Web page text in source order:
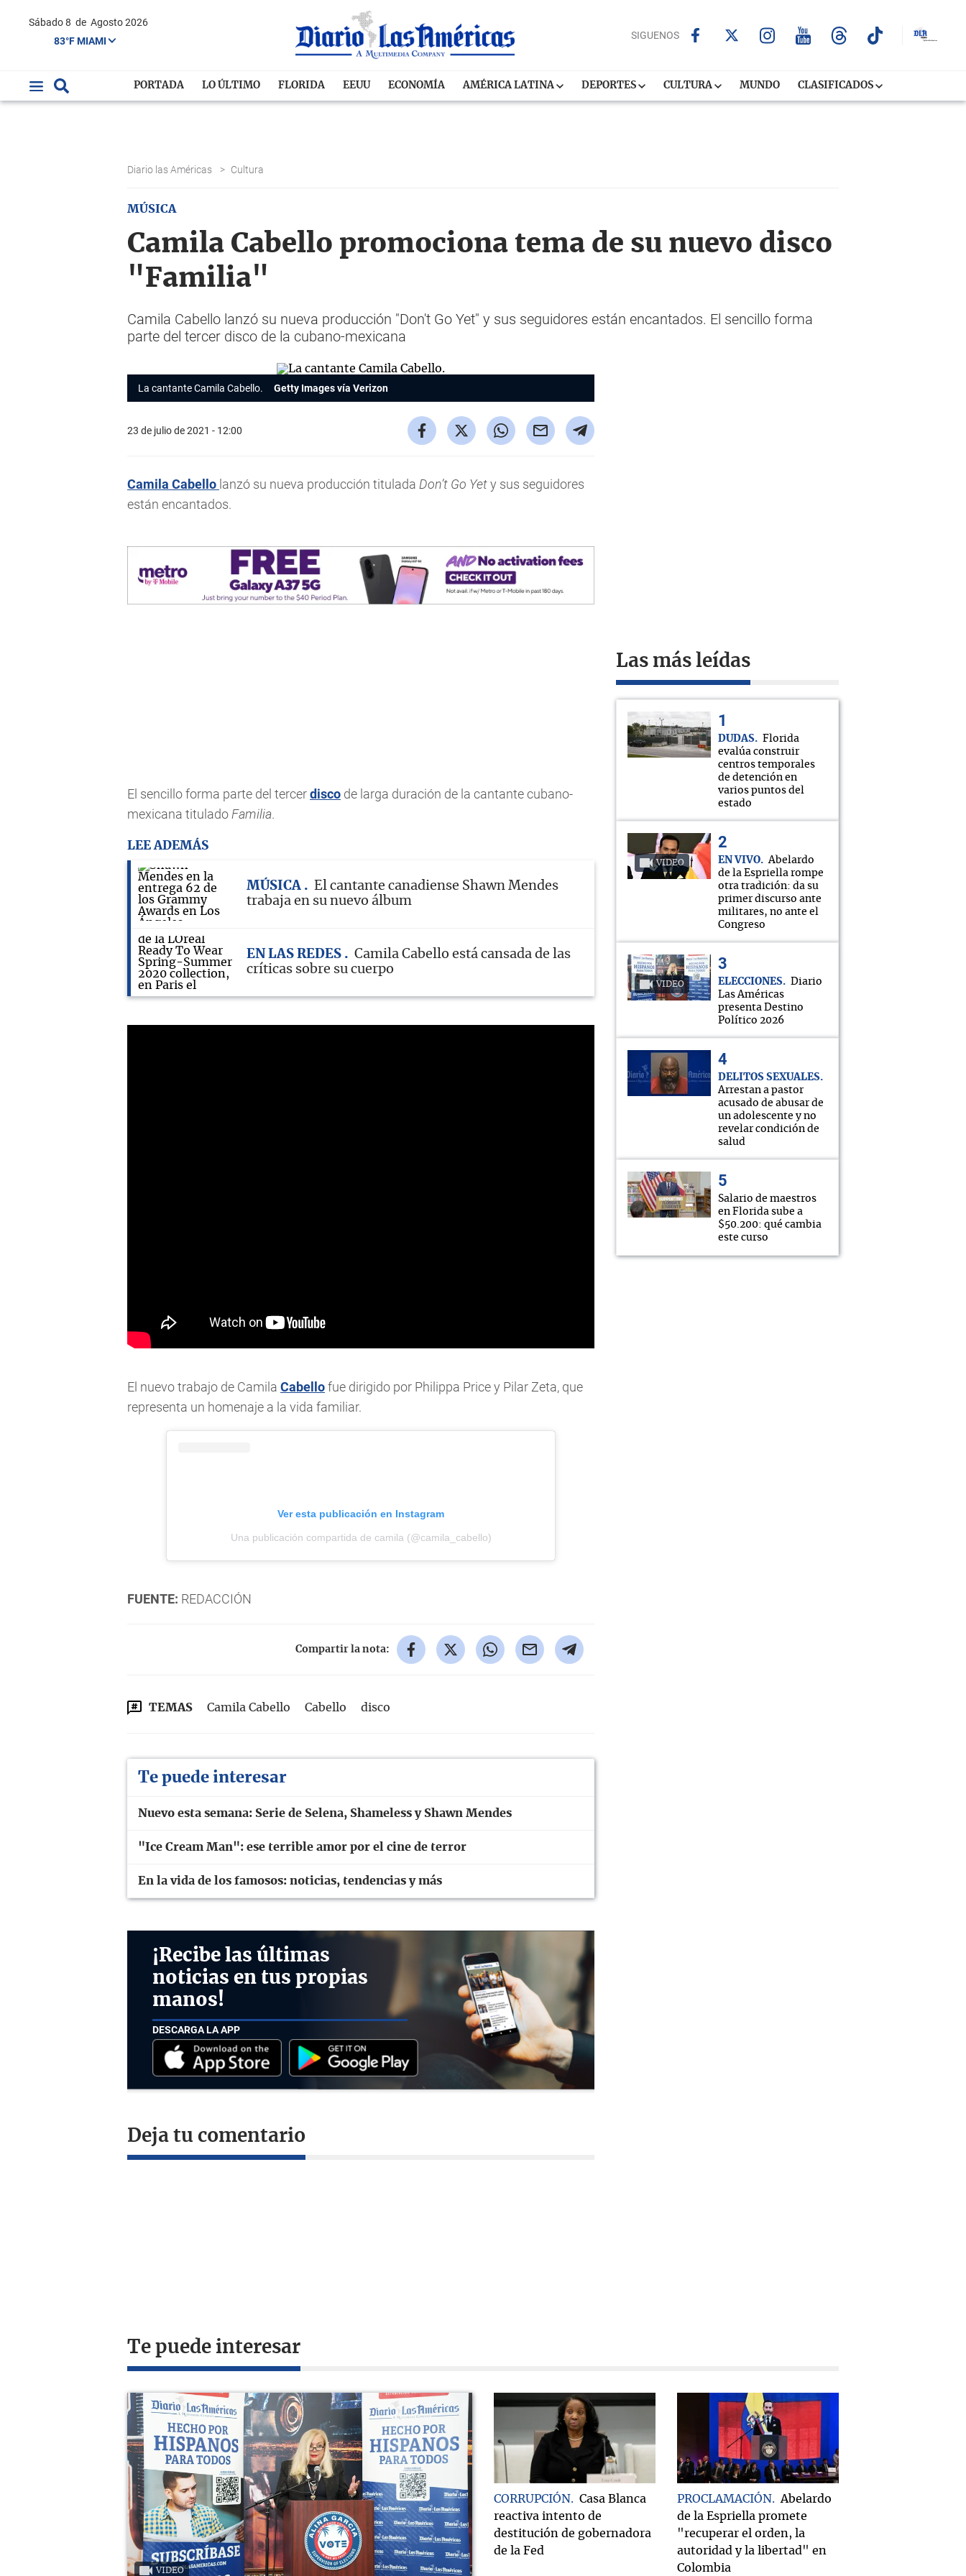
Sábado 8 de Agosto 2026
83°F MIAMI
SIGUENOS
PORTADA LO ÚLTIMO FLORIDA EEUU ECONOMÍA AMÉRICA LATINA DEPORTES CULTURA MUNDO CLASIFICADOS
Diario las Américas > Cultura
MÚSICA
Camila Cabello promociona tema de su nuevo disco
"Familia"
Camila Cabello lanzó su nueva producción "Don't Go Yet" y sus seguidores están encantados. El sencillo forma
parte del tercer disco de la cubano-mexicana
La cantante Camila Cabello. Getty Images vía Verizon
23 de julio de 2021 - 12:00
Camila Cabello lanzó su nueva producción titulada Don’t Go Yety sus seguidores
están encantados.
El sencillo forma parte del tercerdisco de larga duración de la cantante cubano-
mexicana tituladoFamilia.
LEE ADEMÁS
MÚSICA
El cantante canadiense Shawn Mendes
trabaja en su nuevo álbum
EN LAS REDES
Camila Cabello está cansada de las
críticas sobre su cuerpo
El nuevo trabajo de Camila Cabellofue dirigido por Philippa Price y Pilar Zeta, que
representa un homenaje a la vida familiar.
Ver esta publicación en Instagram
Una publicación compartida de camila (@camila_cabello)
FUENTE: REDACCIÓN
Compartir la nota:
TEMAS Camila Cabello Cabello disco
Te puede interesar
Nuevo esta semana: Serie de Selena, Shameless y Shawn Mendes
"Ice Cream Man": ese terrible amor por el cine de terror
En la vida de los famosos: noticias, tendencias y más
¡Recibe las últimas
noticias en tus propias
manos!
DESCARGA LA APP
Deja tu comentario
Las más leídas
DUDAS
Florida
evalúa construir
centros temporales
de detención en
varios puntos del
estado
VIDEO EN VIVO
Abelardo
de la Espriella rompe
otra tradición: da su
primer discurso ante
militares, no ante el
Congreso
VIDEO ELECCIONES
Diario
Las Américas
presenta Destino
Político 2026
DELITOS SEXUALES
Arrestan a pastor
acusado de abusar de
un adolescente y no
revelar condición de
salud
Salario de maestros
en Florida sube a
$50.200: qué cambia
este curso
Te puede interesar
VIDEO
CORRUPCIÓN
Casa Blanca
reactiva intento de
destitución de gobernadora
de la Fed
PROCLAMACIÓN
Abelardo
de la Espriella promete
"recuperar el orden, la
autoridad y la libertad" en
Colombia